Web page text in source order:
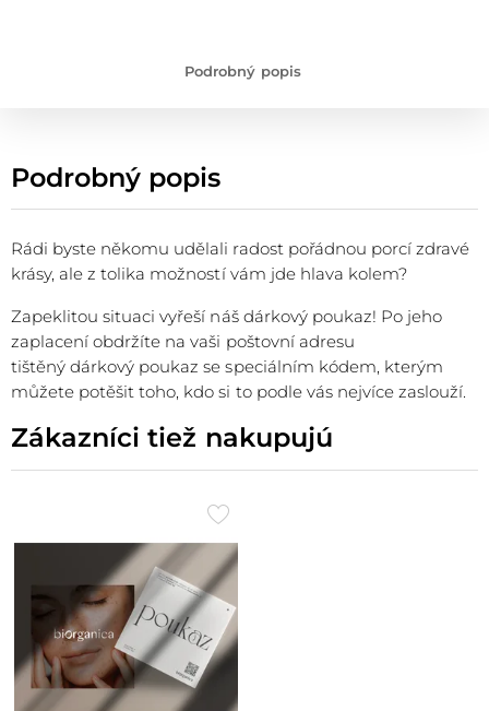
Podrobný popis
Podrobný popis
Rádi byste někomu udělali radost pořádnou porcí zdravé
krásy, ale z tolika možností vám jde hlava kolem?
Zapeklitou situaci vyřeší náš dárkový poukaz! Po jeho
zaplacení obdržíte na vaši poštovní adresu
tištěný dárkový poukaz se speciálním kódem, kterým
můžete potěšit toho, kdo si to podle vás nejvíce zaslouží.
Zákazníci tiež nakupujú
Přidat
do
oblíbených